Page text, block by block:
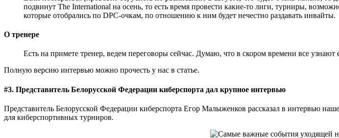
подвинут The International на осень, то есть время провести какие-то лиги, турниры,
которые отобрались по DPC-очкам, по отношению к ним будет нечестно раздавать инвайты.
О тренере
Есть на примете тренер, ведем переговоры сейчас. Думаю, что в скором времени все узнают
Полную версию интервью можно прочесть у нас в статье.
#3. Представитель Белорусской Федерации киберспорта дал крупное интервью
Представитель Белорусской Федерации киберспорта Егор Малыженков рассказал в интервью
для киберспортивных турниров.